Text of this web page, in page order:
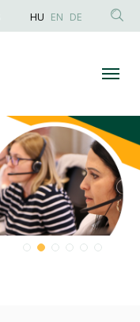
HU EN DE